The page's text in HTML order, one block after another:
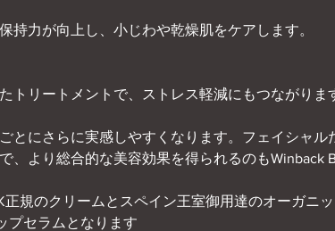
持力が向上し、小じわや乾燥肌をケアします。
トリートメントで、ストレス軽減にもつながりま
とにさらに実感しやすくなります。フェイシャル
、より総合的な美容効果を得られるのもWinback
規のクリームとスペイン王室御用達のオーガニ
プセラムとなります